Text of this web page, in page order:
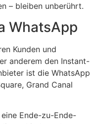
– bleiben unberührt.
WhatsApp
Kunden und
anderem den Instant-
ist die WhatsApp
Grand Canal
Ende-zu-Ende-